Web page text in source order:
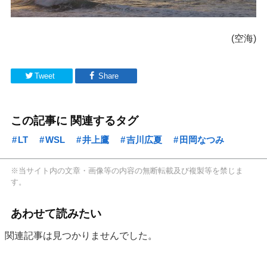
(空海)
Tweet Share
この記事に 関連するタグ
LT WSL 井上鷹 吉川広夏 田岡なつみ
※当サイト内の文章・画像等の内容の無断転載及び複製等を禁じま
す。
あわせて読みたい
関連記事は見つかりませんでした。